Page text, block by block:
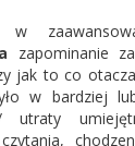
w
zapominanie
jak to co
w bardziej
utraty